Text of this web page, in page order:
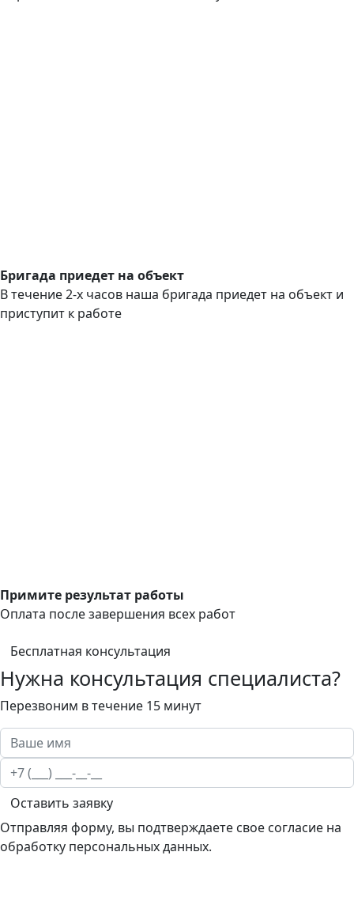
Бригада приедет на объект
В течение 2-х часов наша бригада приедет на объект и
приступит к работе
Примите результат работы
Оплата после завершения всех работ
Бесплатная консультация
Нужна консультация специалиста?
Перезвоним в течение 15 минут
Оставить заявку
Отправляя форму, вы подтверждаете свое согласие на
обработку персональных данных.